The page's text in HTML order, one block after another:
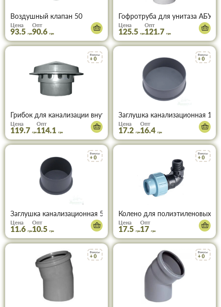
Воздушный клапан 50
Цена
93.5 грн
Опт
90.6 грн
Гофротруба для унитаза АБУ
Цена
125.5 грн
Опт
121.7 грн
Бонусы
+ 0
Грибок для канализации внутренний 110 мм
Цена
119.7 грн
Опт
114.1 грн
Бонусы
+ 0
Заглушка канализационная
Цена
17.2 грн
Опт
16.4 грн
Бонусы
+ 0
Заглушка канализационная 50 мм
Цена
11.6 грн
Опт
10.5 грн
Бонусы
+ 0
Колено для полиэтиленовых
Цена
17.5 грн
Опт
17 грн
Бонусы
+ 0
Бонусы
+ 0